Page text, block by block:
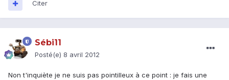
Citer
Sébi11
Posté(e) 8 avril 2012
Non t'inquiète je ne suis pas pointilleux à ce point : je fais une